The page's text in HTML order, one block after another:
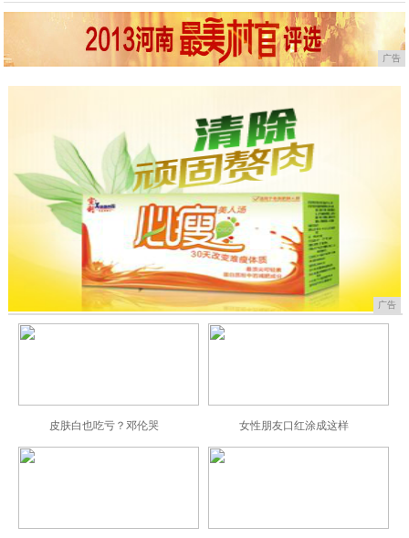
广告
广告
皮肤白也吃亏？邓伦哭 女性朋友口红涂成这样